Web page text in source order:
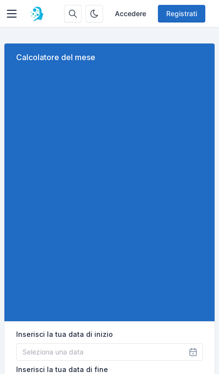
Accedere Registrati
Calcolatore del mese
Inserisci la tua data di inizio
Inserisci la tua data di fine